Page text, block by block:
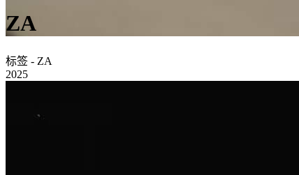
ZA
标签 - ZA
2025